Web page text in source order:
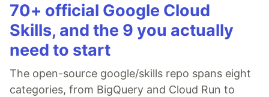
70+ official Google Cloud
Skills, and the 9 you actually
need to start
The open-source google/skills repo spans eight
categories, from BigQuery and Cloud Run to